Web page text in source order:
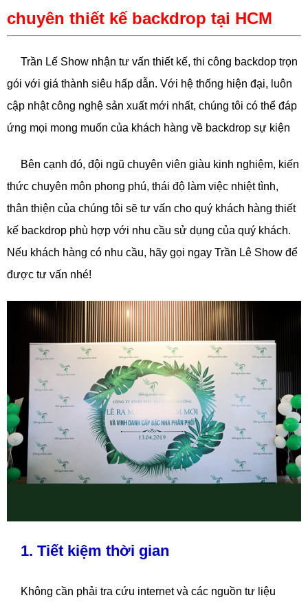
chuyên thiết kế backdrop tại HCM
Trần Lế Show nhận tư vấn thiết kế, thi công backdop trọn
gói với giá thành siêu hấp dẫn. Với hệ thống hiện đại, luôn
cập nhật công nghệ sản xuất mới nhất, chúng tôi có thể đáp
ứng mọi mong muốn của khách hàng về backdrop sự kiện
Bên cạnh đó, đội ngũ chuyên viên giàu kinh nghiệm, kiến
thức chuyên môn phong phú, thái độ làm việc nhiệt tình,
thân thiện của chúng tôi sẽ tư vấn cho quý khách hàng thiết
kế backdrop phù hợp với nhu cầu sử dụng của quý khách.
Nếu khách hàng có nhu cầu, hãy gọi ngay Trần Lê Show để
được tư vấn nhé!
1. Tiết kiệm thời gian
Không cần phải tra cứu internet và các nguồn tư liệu